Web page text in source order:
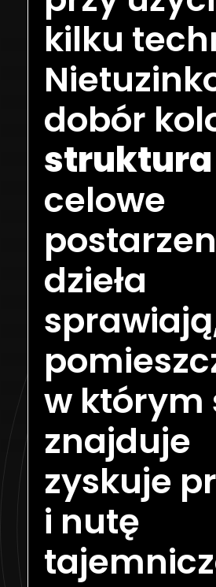
kilku
dobór
struktura
celowe
dzieła
w którym
znajduje
zyskuje
i nutę